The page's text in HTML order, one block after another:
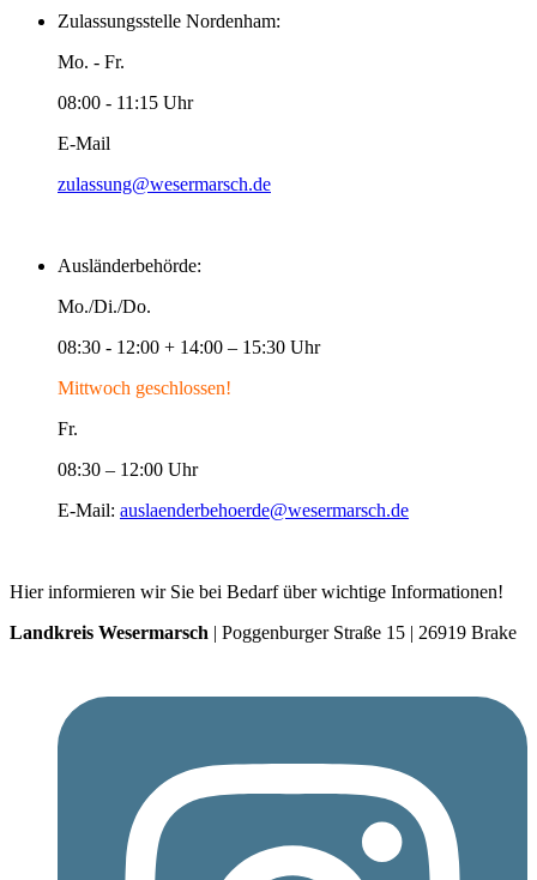
Zulassungsstelle Nordenham:
Mo. - Fr.
08:00 - 11:15 Uhr
E-Mail
zulassung@wesermarsch.de
Ausländerbehörde:
Mo./Di./Do.
08:30 - 12:00 + 14:00 – 15:30 Uhr
Mittwoch geschlossen!
Fr.
08:30 – 12:00 Uhr
E-Mail: auslaenderbehoerde@wesermarsch.de
Hier informieren wir Sie bei Bedarf über wichtige Informationen!
Landkreis Wesermarsch | Poggenburger Straße 15 | 26919 Brake